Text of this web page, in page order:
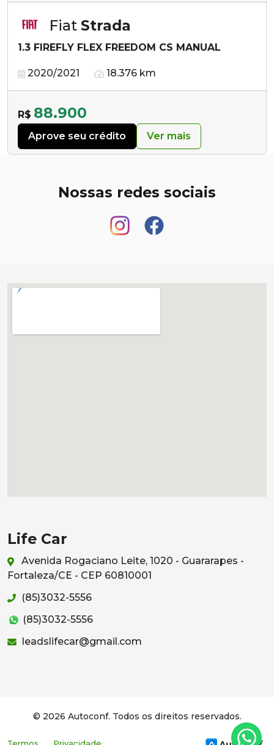
Fiat Strada
1.3 FIREFLY FLEX FREEDOM CS MANUAL
2020/2021 18.376 km
R$ 88.900
Aprove seu crédito Ver mais
Nossas redes sociais
Life Car
Avenida Rogaciano Leite, 1020 - Guararapes -
Fortaleza/CE - CEP 60810001
(85)3032-5556
(85)3032-5556
leadslifecar@gmail.com
© 2026 Autoconf. Todos os direitos reservados.